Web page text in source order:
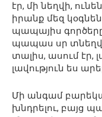
էր, մի նեղվի,
իրանք մեզ
պապայիս գործերը
պապաս սր
տալիս, ասում էր,
լավություն ես
Մի անգամ
խնդրելու, բայց